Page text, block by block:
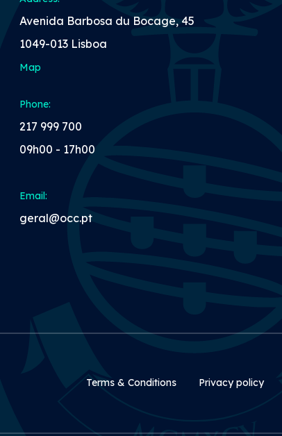
Avenida Barbosa du Bocage, 45
1049-013 Lisboa
Map
Phone:
217 999 700
09h00 - 17h00
Email:
geral@occ.pt
Rodapé
Terms & Conditions Privacy policy